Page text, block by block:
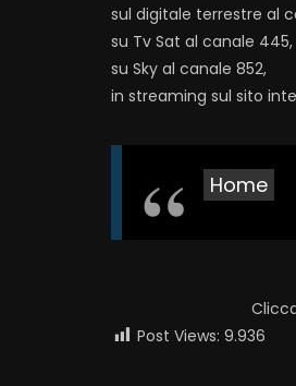
sul digitale terrestre al
su Tv Sat al canale 445,
su Sky al canale 852,
in streaming sul sito
Home
Post Views: 9.936